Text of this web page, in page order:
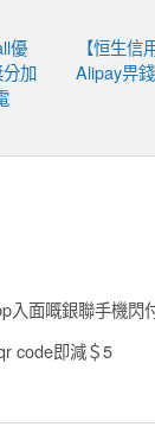
優
加
【恒生
Alipay畀
入面嘅銀聯手機閃
code即減＄5